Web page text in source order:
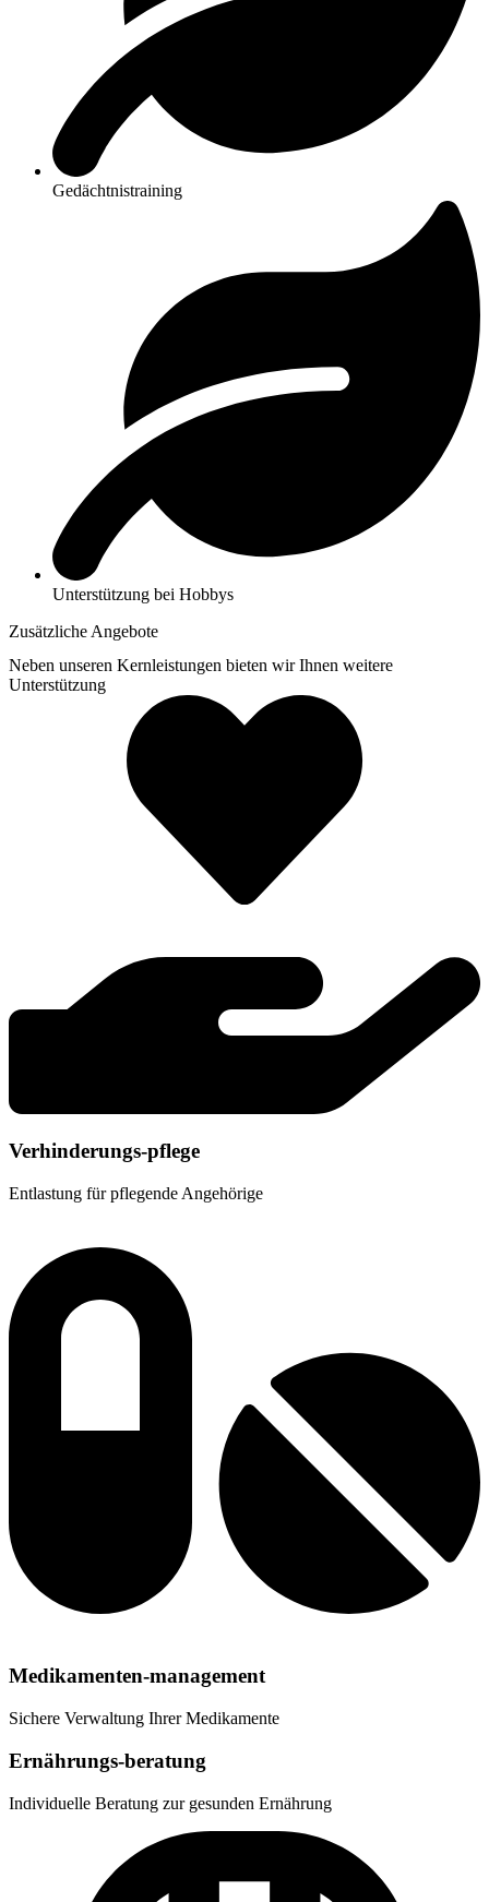
Gedächtnistraining
Unterstützung bei Hobbys
Zusätzliche Angebote
Neben unseren Kernleistungen bieten wir Ihnen weitere
Unterstützung
Verhinderungs-pflege
Entlastung für pflegende Angehörige
Medikamenten-management
Sichere Verwaltung Ihrer Medikamente
Ernährungs-beratung
Individuelle Beratung zur gesunden Ernährung